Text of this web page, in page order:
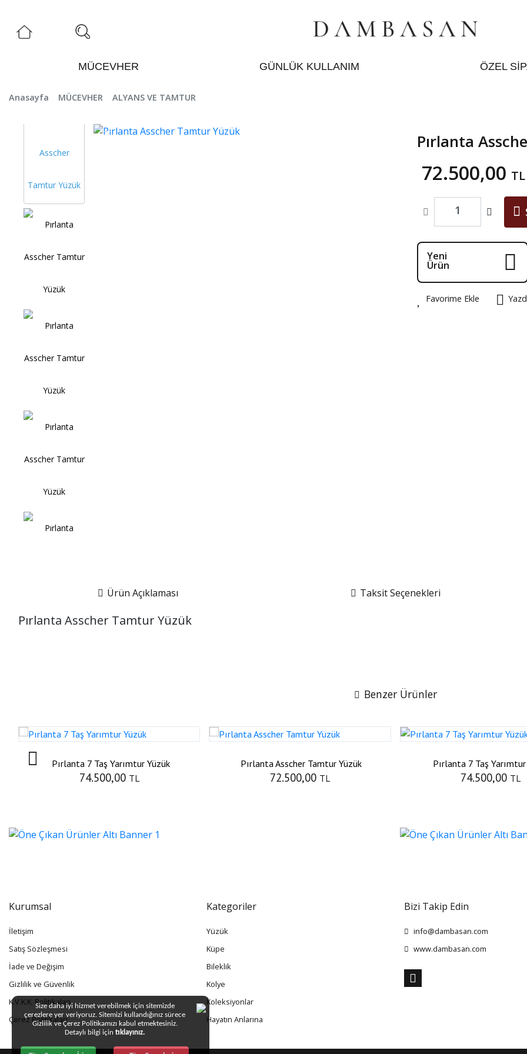
MÜCEVHER GÜNLÜK KULLANIM ÖZEL
Anasayfa MÜCEVHER ALYANS VE TAMTUR
Pırlanta
72.500,00 TL
Yeni
Ürün
Favorime Ekle
Ürün Açıklaması Taksit Seçenekleri
Pırlanta Asscher Tamtur Yüzük
Benzer Ürünler
Pırlanta 7 Taş Yarımtur Yüzük
74.500,00 TL
Pırlanta Asscher Tamtur Yüzük
72.500,00 TL
Pırlanta 7 Taş
74.500,00 TL
Kurumsal
İletişim
Satış Sözleşmesi
İade ve Değişim
Gizlilik ve Güvenlik
K.V.K.K. Politikaları
Çerez Politikaları
Kategoriler
Yüzük
Küpe
Bileklik
Kolye
Koleksiyonlar
Hayatın Anlarına
Bizi Takip Edin
info@dambasan.com
www.dambasan.com
Size daha iyi hizmet verebilmek için sitemizde
çerezlere yer veriyoruz. Sitemizi kullandığınız sürece
Gizlilik ve Çerez Politikamızı kabul etmektesiniz.
Detaylı bilgi için tıklayınız.